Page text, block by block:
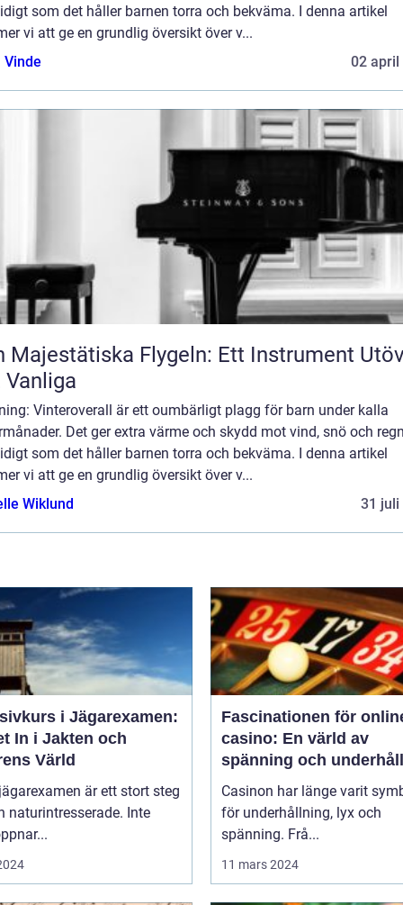
som det håller barnen torra och bekväma. I denna artikel
vi att ge en grundlig översikt över v...
Vinde
02 april
Majestätiska Flygeln: Ett Instrument
Vanliga
Vinteroverall är ett oumbärligt plagg för barn under kalla
Det ger extra värme och skydd mot vind, snö och
som det håller barnen torra och bekväma. I denna artikel
vi att ge en grundlig översikt över v...
Wiklund
31 juli
i Jägarexamen:
In i Jakten och
Värld
är ett stort steg
naturintresserade. Inte
Fascinationen för
casino: En värld av
spänning och
Casinon har länge varit
för underhållning, lyx och
spänning. Frå...
11 mars 2024